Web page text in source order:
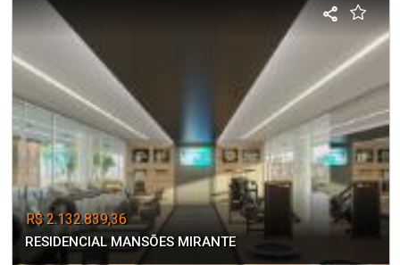
R$ 2.132.839,36
RESIDENCIAL MANSÕES MIRANTE